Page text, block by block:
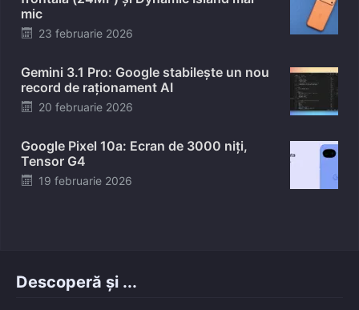
mic
Posted
23 februarie 2026
Gemini 3.1 Pro: Google stabilește un nou
record de raționament AI
Posted
20 februarie 2026
Google Pixel 10a: Ecran de 3000 niți,
Tensor G4
Posted
19 februarie 2026
Descoperă și ...